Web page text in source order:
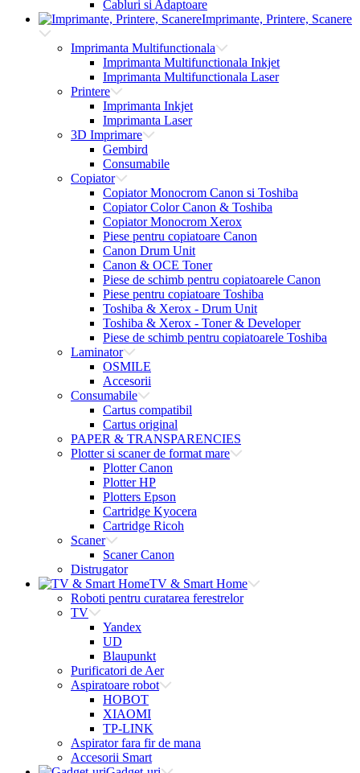
Cabluri si Adaptoare
Imprimante, Printere, Scanere
Imprimanta Multifunctionala
Imprimanta Multifunctionala Inkjet
Imprimanta Multifunctionala Laser
Printere
Imprimanta Inkjet
Imprimanta Laser
3D Imprimare
Gembird
Consumabile
Copiator
Copiator Monocrom Canon si Toshiba
Copiator Color Canon & Toshiba
Copiator Monocrom Xerox
Piese pentru copiatoare Canon
Canon Drum Unit
Canon & OCE Toner
Piese de schimb pentru copiatoarele Canon
Piese pentru copiatoare Toshiba
Toshiba & Xerox - Drum Unit
Toshiba & Xerox - Toner & Developer
Piese de schimb pentru copiatoarele Toshiba
Laminator
OSMILE
Accesorii
Consumabile
Cartus compatibil
Cartus original
PAPER & TRANSPARENCIES
Plotter si scaner de format mare
Plotter Canon
Plotter HP
Plotters Epson
Cartridge Kyocera
Cartridge Ricoh
Scaner
Scaner Canon
Distrugator
TV & Smart Home
Roboti pentru curatarea ferestrelor
TV
Yandex
UD
Blaupunkt
Purificatori de Aer
Aspiratoare robot
HOBOT
XIAOMI
TP-LINK
Aspirator fara fir de mana
Accesorii Smart